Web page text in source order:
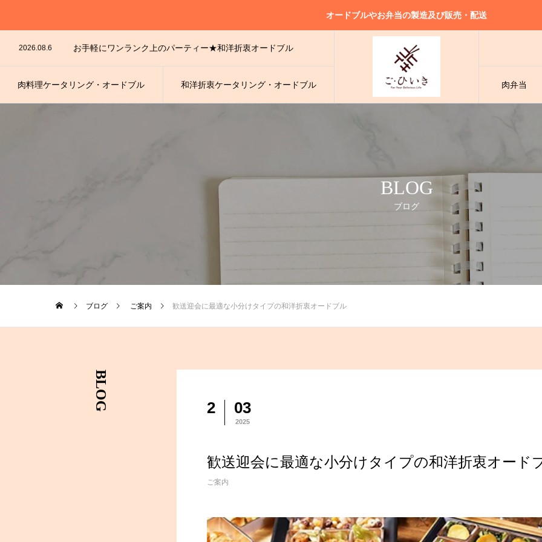
オードブルやお弁当の製造及び販売・配送
肉料理ケータリング・オードブル 和洋折衷ケータリング・オードブル 肉弁当
2026.07.29 様々なシーンでご利用可能！大人気の小分けタイプの和洋折衷オードブル
2026.08.5
2026.07.30 お手軽にワンランク上のパーティー★和洋折衷オードブル
2026.08.6 お手軽にワンランク上のパーティー★和洋折衷オードブル
BLOG
ブログ
ブログ ご案内 歓送迎会に最適な小分けタイプの和洋折衷オードブル
BLOG 2 03
2025
歓送迎会に最適な小分けタイプの和洋折衷オード
ご案内